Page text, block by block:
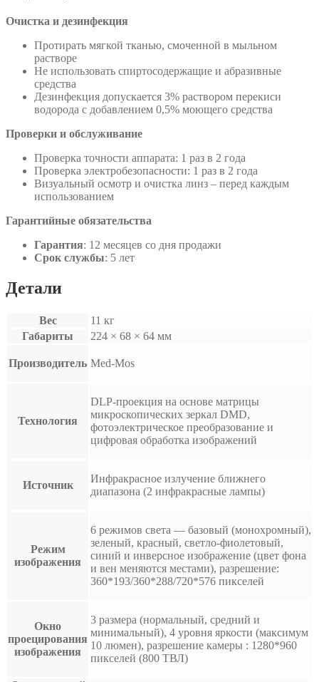
Очистка и дезинфекция
Протирать мягкой тканью, смоченной в мыльном
растворе
Не использовать спиртосодержащие и абразивные
средства
Дезинфекция допускается 3% раствором перекиси
водорода с добавлением 0,5% моющего средства
Проверки и обслуживание
Проверка точности аппарата: 1 раз в 2 года
Проверка электробезопасности: 1 раз в 2 года
Визуальный осмотр и очистка линз – перед каждым
использованием
Гарантийные обязательства
Гарантия: 12 месяцев со дня продажи
Срок службы: 5 лет
Детали
Вес
11 кг
Габариты
224 × 68 × 64 мм
Производитель Med-Mos
Технология
DLP-проекция на основе матрицы
микроскопических зеркал DMD,
фотоэлектрическое преобразование и
цифровая обработка изображений
Источник
Инфракрасное излучение ближнего
диапазона (2 инфракрасные лампы)
Режим
изображения
6 режимов света — базовый (монохромный),
зеленый, красный, светло-фиолетовый,
синий и инверсное изображение (цвет фона
и вен меняются местами), разрешение:
360*193/360*288/720*576 пикселей
Окно
проецирования
изображения
3 размера (нормальный, средний и
минимальный), 4 уровня яркости (максимум
10 люмен), разрешение камеры : 1280*960
пикселей (800 ТВЛ)